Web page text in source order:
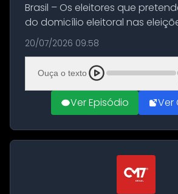
Brasil – Os eleitores que
do domicílio eleitoral nas
podem solicitar o voto em
desta segunda-feira (20). O
feito até 20 de ag...
20/07/2026 09:58
Ouça o texto
Ver Episódio Ver